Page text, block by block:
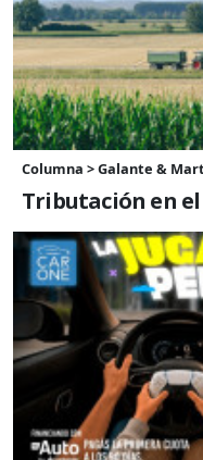
Columna > Galante &
Tributación en